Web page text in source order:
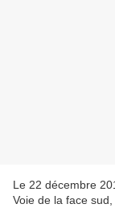
Le 22 décembre
Voie de la face